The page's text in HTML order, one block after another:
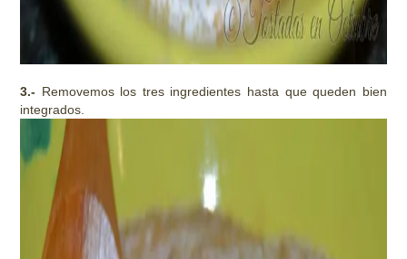
3.- Removemos los tres ingredientes hasta que queden bien
integrados.